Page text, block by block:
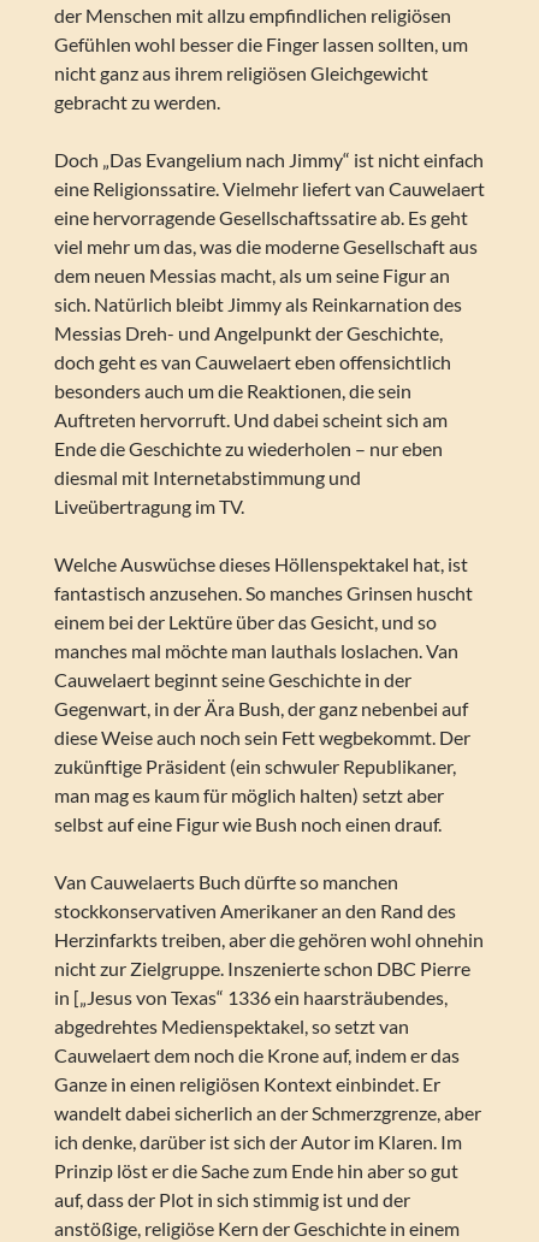
der Menschen mit allzu empfindlichen religiösen
Gefühlen wohl besser die Finger lassen sollten, um
nicht ganz aus ihrem religiösen Gleichgewicht
gebracht zu werden.
Doch „Das Evangelium nach Jimmy“ ist nicht einfach
eine Religionssatire. Vielmehr liefert van Cauwelaert
eine hervorragende Gesellschaftssatire ab. Es geht
viel mehr um das, was die moderne Gesellschaft aus
dem neuen Messias macht, als um seine Figur an
sich. Natürlich bleibt Jimmy als Reinkarnation des
Messias Dreh- und Angelpunkt der Geschichte,
doch geht es van Cauwelaert eben offensichtlich
besonders auch um die Reaktionen, die sein
Auftreten hervorruft. Und dabei scheint sich am
Ende die Geschichte zu wiederholen – nur eben
diesmal mit Internetabstimmung und
Liveübertragung im TV.
Welche Auswüchse dieses Höllenspektakel hat, ist
fantastisch anzusehen. So manches Grinsen huscht
einem bei der Lektüre über das Gesicht, und so
manches mal möchte man lauthals loslachen. Van
Cauwelaert beginnt seine Geschichte in der
Gegenwart, in der Ära Bush, der ganz nebenbei auf
diese Weise auch noch sein Fett wegbekommt. Der
zukünftige Präsident (ein schwuler Republikaner,
man mag es kaum für möglich halten) setzt aber
selbst auf eine Figur wie Bush noch einen drauf.
Van Cauwelaerts Buch dürfte so manchen
stockkonservativen Amerikaner an den Rand des
Herzinfarkts treiben, aber die gehören wohl ohnehin
nicht zur Zielgruppe. Inszenierte schon DBC Pierre
in [„Jesus von Texas“ 1336 ein haarsträubendes,
abgedrehtes Medienspektakel, so setzt van
Cauwelaert dem noch die Krone auf, indem er das
Ganze in einen religiösen Kontext einbindet. Er
wandelt dabei sicherlich an der Schmerzgrenze, aber
ich denke, darüber ist sich der Autor im Klaren. Im
Prinzip löst er die Sache zum Ende hin aber so gut
auf, dass der Plot in sich stimmig ist und der
anstößige, religiöse Kern der Geschichte in einem